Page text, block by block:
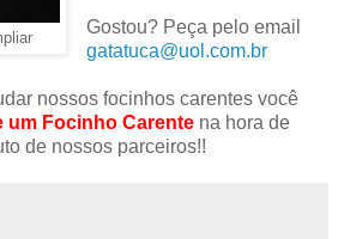
Gostou? Peça pelo email
gatatuca@uol.com.br
nossos focinhos carentes você
um Focinho Carente na hora de
de nossos parceiros!!